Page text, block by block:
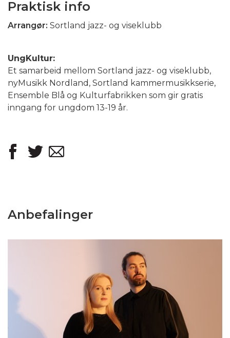
Praktisk info
Arrangør: Sortland jazz- og viseklubb
UngKultur:
Et samarbeid mellom Sortland jazz- og viseklubb,
nyMusikk Nordland, Sortland kammermusikkserie,
Ensemble Blå og Kulturfabrikken som gir gratis
inngang for ungdom 13-19 år.
Anbefalinger